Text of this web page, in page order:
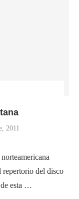
2011
repertorio del disco
de esta …